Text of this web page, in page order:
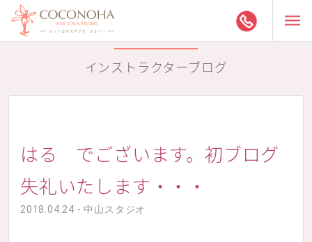
インストラクターブログ
はる でございます。初ブログ
失礼いたします・・・
2018.04.24 - 中山スタジオ